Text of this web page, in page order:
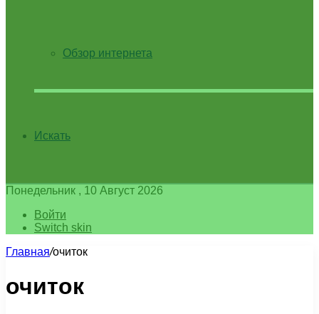
Обзор интернета
Искать
Понедельник , 10 Август 2026
Войти
Switch skin
Главная/очиток
очиток